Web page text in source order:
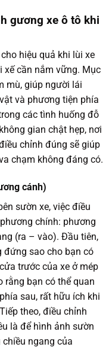
gương xe ô tô khi
hiệu quả khi lùi xe
xế cần nắm vững. Mục
mù, giúp người lái
và phương tiện phía
các tình huống đỗ
gian chật hẹp, nơi
chỉnh đúng sẽ giúp
chạm không đáng có.
cánh)
sườn xe, việc điều
chính: phương
(ra – vào). Đầu tiên,
đứng sao cho bạn có
trước của xe ở mép
bạn có thể quan
sau, rất hữu ích khi
theo, điều chỉnh
là để hình ảnh sườn
ngang của